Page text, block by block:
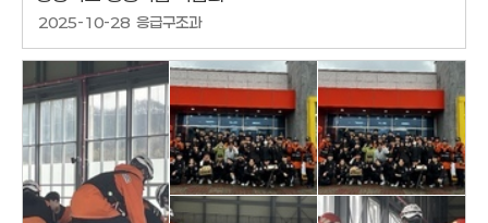
작성날짜
2025-10-28
작성자
응급구조과